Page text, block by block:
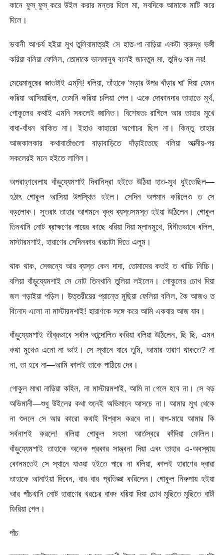
কানে ফুস্‌ ফুস্‌ করে উইল করার মন্তর দিলে মা, সবদিকে আমাকে মাটি করে
দিলে।
ভবানী আশ্চর্য হইয়া মুখ তুলিবামাত্রই সে হাত-পা নাড়িয়া একটা ক্রুদ্ধ ভঙ্গী
করিয়া বলিয়া ফেলিল, তোমাকে ভালমানুষ বলেই জানতুম মা, তুমিও কম নয়!
মেয়েমানুষের জাতটাই এম্‌নি! বলিয়া, তাঁহাকে ‘মড়ার উপর খাঁড়ার ঘা’ দিয়া যেমন
করিয়া আসিয়াছিল, তেমনি করিয়া চলিয়া গেল। একে দোকানদার তাহাতে মূর্খ,
গোকুলের কথাই এমনি সকলেই জানিত। বিশেষতঃ রাগিলে আর তাহার মুখে
বাধা-বাঁধন থাকিত না। ইহাও কাহারো অগোচর ছিল না। কিন্তু তাহার
আজকালকার কথাবার্তাগুলো বাড়াবাড়িতে দাঁড়াইতেছে বলিয়া আত্মীয়-পর
সকলেরই মনে হইতে লাগিল।
অপরাহ্ণবেলায় বাঁড়ুয্যেমশাই দিবানিদ্রা হইতে উঠিয়া হাত-মুখ ধুইতেছিল—
হঠাৎ গোকুল আসিয়া উপস্থিত হইল। সেদিন অপমান করিলেও ত সে
বড়লোক। সুতরাং তাহার আগমনে বৃদ্ধ ব্যস্তসমস্ত হইয়া উঠিলেন। গোকুল
তিনখানি নোট ব্রাহ্মণের পায়ের কাছে ধরিয়া দিয়া ম্লানমুখে, বিনীতভাবে বলিল,
মাস্টারমশাই, হারাণের সেদিনকার খরচাটা দিতে এলুম।
থাক থাক, সেজন্যে আর ব্যস্ত কেন দাদা, তোমাদের কতই ত খাচ্চি নিচ্চি।
বলিয়া বাঁড়ুয্যেমশাই সে নোট তিনখানি তুলিয়া লইলেন। গোকুলের চোখ দিয়া
জল গড়াইয়া পড়িল। উত্তরীয়ের প্রান্তে মুছিয়া ফেলিয়া বলিল, কৈ আজও ত
বিনোদ এলো না মাস্টারমশাই! হারাণকে সঙ্গে করে আমি একবার আজ যাব।
বাঁড়ুয্যেমশাই তীব্রভাবে সর্বাঙ্গ আন্দোলিত করিয়া বলিয়া উঠিলেন, ছি ছি, এমন
কথা মুখেও এনো না ভাই। সে স্থানে যাবে তুমি, আমার হারাণ থাকতে? না
না, তা হবে না—আমি কালই তাকে পাঠিয়ে দেব।
গোকুল মাথা নাড়িয়া কহিল, না মাস্টারমশাই, আমি না গেলে হবে না। সে বড়
অভিমানী—শুধু উইলের কথা শুনেই অভিমানে আসচে না। আমার মুখ থেকে
না শুনলে সে আর কারো কথাই বিশ্বাস করবে না। বাপ-মায়ে আমার কি
সর্বনাশই করলে! বলিয়া গোকুল সহসা আর্তস্বরে কাঁদিয়া ফেলিল।
বাঁড়ুয্যেমশাই তাহাকে অনেক প্রকার সান্ত্বনা দিয়া এবং তাহার এ-অবস্থায়
কোনমতেই সে স্থানে যাওয়া হইতে পারে না বলিয়া, কালই হারাণের দ্বারা
তাহাকে আনাইয়া দিবেন, বার বার প্রতিজ্ঞা করিলেন। গোকুল নিরুপায় হইয়া
আর পাঁচখানি নোট হারাণের খরচের বাবদ ধরিয়া দিয়া চোখ মুছিতে মুছিতে বাটী
ফিরিয়া গেল।
পাঁচ